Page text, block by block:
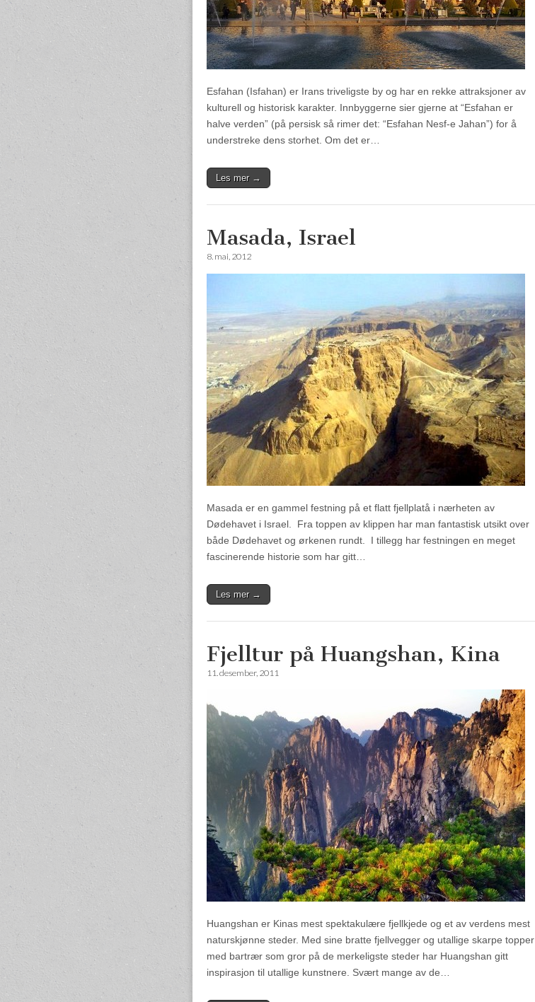
Esfahan (Isfahan) er Irans triveligste by og har en rekke attraksjoner av
kulturell og historisk karakter. Innbyggerne sier gjerne at “Esfahan er
halve verden” (på persisk så rimer det: “Esfahan Nesf-e Jahan”) for å
understreke dens storhet. Om det er…
Les mer →
Masada, Israel
8. mai, 2012
Masada er en gammel festning på et flatt fjellplatå i nærheten av
Dødehavet i Israel. Fra toppen av klippen har man fantastisk utsikt over
både Dødehavet og ørkenen rundt. I tillegg har festningen en meget
fascinerende historie som har gitt…
Les mer →
Fjelltur på Huangshan, Kina
11. desember, 2011
Huangshan er Kinas mest spektakulære fjellkjede og et av verdens mest
naturskjønne steder. Med sine bratte fjellvegger og utallige skarpe topper
med bartrær som gror på de merkeligste steder har Huangshan gitt
inspirasjon til utallige kunstnere. Svært mange av de…